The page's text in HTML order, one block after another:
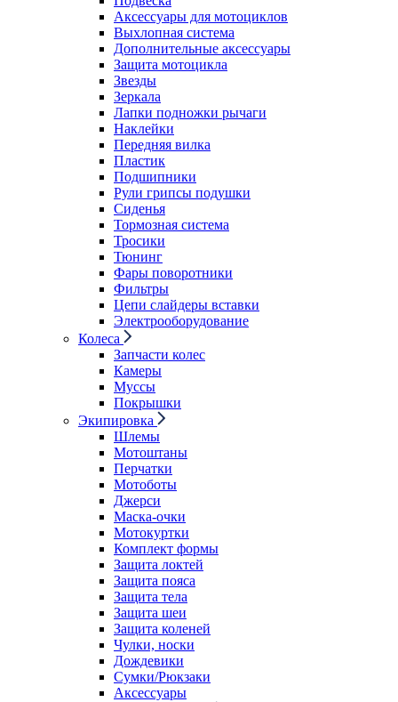
Аксессуары для мотоциклов
Выхлопная система
Дополнительные аксессуары
Защита мотоцикла
Звезды
Зеркала
Лапки подножки рычаги
Наклейки
Передняя вилка
Пластик
Подшипники
Рули грипсы подушки
Сиденья
Тормозная система
Тросики
Тюнинг
Фары поворотники
Фильтры
Цепи слайдеры вставки
Электрооборудование
Колеса
Запчасти колес
Камеры
Муссы
Покрышки
Экипировка
Шлемы
Мотоштаны
Перчатки
Мотоботы
Джерси
Маска-очки
Мотокуртки
Комплект формы
Защита локтей
Защита пояса
Защита тела
Защита шеи
Защита коленей
Чулки, носки
Дождевики
Сумки/Рюкзаки
Аксессуары